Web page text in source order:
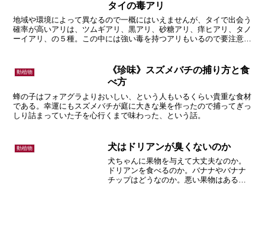
タイの毒アリ
地域や環境によって異なるので一概にはいえませんが、タイで出会う
確率が高いアリは、ツムギアリ、黒アリ、砂糖アリ、痒ヒアリ、タノ
ーイアリ、の５種。この中には強い毒を持つアリもいるので要注意、
動植物
《珍味》スズメバチの捕り方と食
べ方
蜂の子はフォアグラよりおいしい、という人もいるくらい貴重な食材
である。幸運にもスズメバチが庭に大きな巣を作ったので捕ってぎっ
しり詰まっていた子を心行くまで味わった、という話。
動植物 犬はドリアンが臭くないのか
犬ちゃんに果物を与えて大丈夫なのか。
ドリアンを食べるのか。バナナやバナナ
チップはどうなのか。悪い果物はあるの